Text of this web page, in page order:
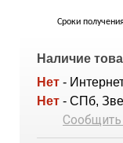
Сроки
Наличие
Нет -
Нет - СПб,
Сообщить